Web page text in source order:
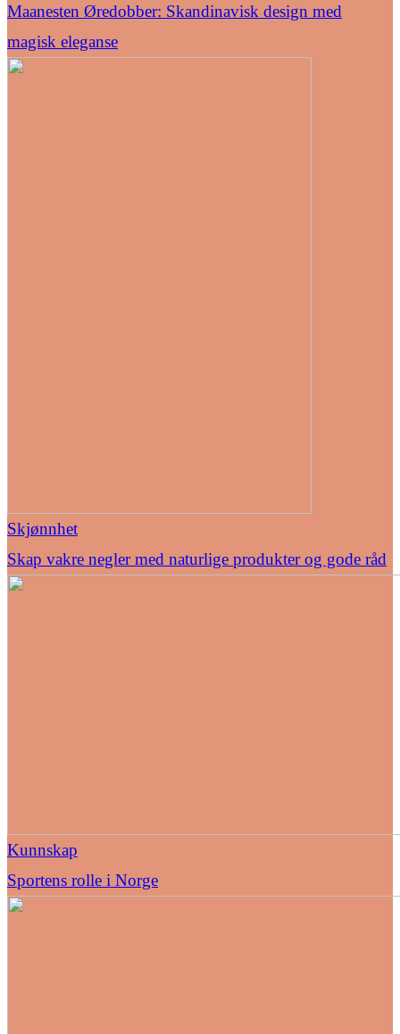
Maanesten Øredobber: Skandinavisk design med
magisk eleganse
Skjønnhet
Skap vakre negler med naturlige produkter og gode råd
Kunnskap
Sportens rolle i Norge